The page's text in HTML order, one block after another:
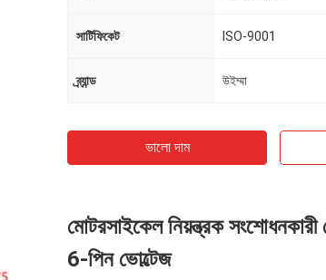
সার্টিফিকেট ISO-9001
ব্র্যান্ড উইম্মা
ভালো দাম
মোটরসাইকেল নিয়ন্ত্রক
6-পিন ভোল্টেজ